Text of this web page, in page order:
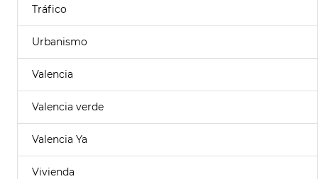
Tráfico
Urbanismo
Valencia
Valencia verde
Valencia Ya
Vivienda